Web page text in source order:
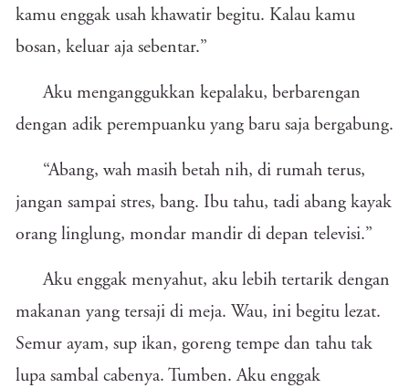
kamu enggak usah khawatir begitu. Kalau kamu
bosan, keluar aja sebentar.”
Aku menganggukkan kepalaku, berbarengan
dengan adik perempuanku yang baru saja bergabung.
“Abang, wah masih betah nih, di rumah terus,
jangan sampai stres, bang. Ibu tahu, tadi abang kayak
orang linglung, mondar mandir di depan televisi.”
Aku enggak menyahut, aku lebih tertarik dengan
makanan yang tersaji di meja. Wau, ini begitu lezat.
Semur ayam, sup ikan, goreng tempe dan tahu tak
lupa sambal cabenya. Tumben. Aku enggak